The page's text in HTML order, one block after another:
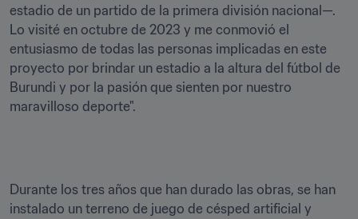
estadio de un partido de la primera división nacional—.
Lo visité en octubre de 2023 y me conmovió el
entusiasmo de todas las personas implicadas en este
proyecto por brindar un estadio a la altura del fútbol de
Burundi y por la pasión que sienten por nuestro
maravilloso deporte".
Durante los tres años que han durado las obras, se han
instalado un terreno de juego de césped artificial y